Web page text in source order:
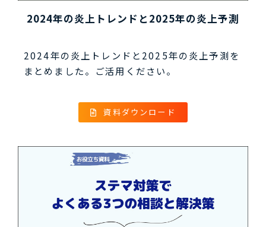
2024年の炎上トレンドと2025年の炎上予測
2024年の炎上トレンドと2025年の炎上予測を
まとめました。ご活用ください。
資料ダウンロード